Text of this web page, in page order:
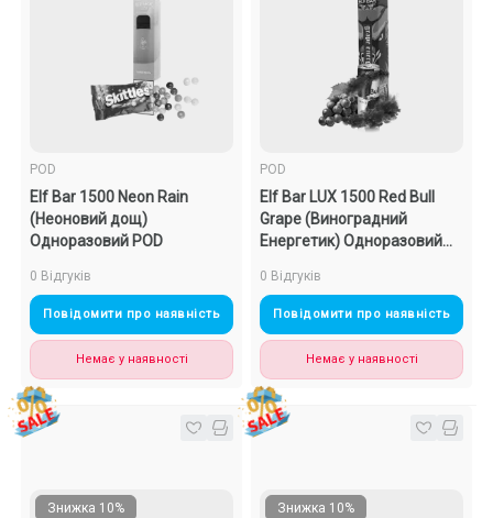
POD
Elf Bar 1500 Neon Rain
(Неоновий дощ)
Одноразовий POD
0 Відгуків
Повідомити про наявність
Немає у наявності
POD
Elf Bar LUX 1500 Red Bull
Grape (Виноградний
Енергетик) Одноразовий
0 Відгуків
Повідомити про наявність
Немає у наявності
Знижка 10% Знижка 10%